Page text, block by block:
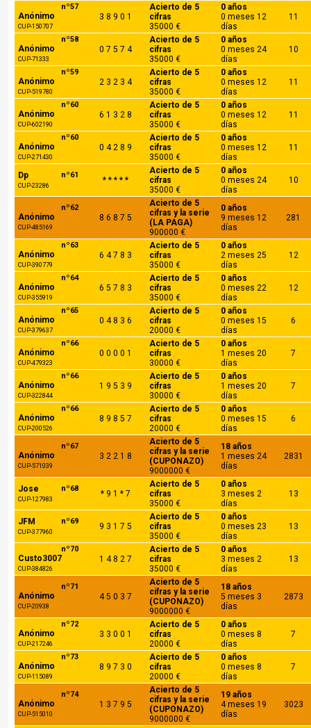
nº57
Anónimo
CUP-150707
3 8 9 0 1
Acierto de 5
cifras
35000 €
0 años
0 meses 12
días
11
nº58
Anónimo
CUP-71333
0 7 5 7 4
Acierto de 5
cifras
35000 €
0 años
0 meses 24
días
10
nº59
Anónimo
CUP-519780
2 3 2 3 4
Acierto de 5
cifras
35000 €
0 años
0 meses 12
días
11
nº60
Anónimo
CUP-602190
6 1 3 2 8
Acierto de 5
cifras
35000 €
0 años
0 meses 12
días
11
nº60
Anónimo
CUP-271430
0 4 2 8 9
Acierto de 5
cifras
35000 €
0 años
0 meses 12
días
11
nº61
Dp
CUP-23286
* * * * *
Acierto de 5
cifras
35000 €
0 años
0 meses 24
días
10
nº62
Anónimo
CUP-485169
8 6 8 7 5
Acierto de 5
cifras y la serie
(LA PAGA)
900000 €
0 años
9 meses 12
días
281
nº63
Anónimo
CUP-390779
6 4 7 8 3
Acierto de 5
cifras
35000 €
0 años
2 meses 25
días
12
nº64
Anónimo
CUP-355919
6 5 7 8 3
Acierto de 5
cifras
35000 €
0 años
0 meses 22
días
12
nº65
Anónimo
CUP-379637
0 4 8 3 6
Acierto de 5
cifras
20000 €
0 años
0 meses 15
días
6
nº66
Anónimo
CUP-479323
0 0 0 0 1
Acierto de 5
cifras
30000 €
0 años
1 meses 20
días
7
nº66
Anónimo
CUP-322844
1 9 5 3 9
Acierto de 5
cifras
30000 €
0 años
1 meses 20
días
7
nº66
Anónimo
CUP-200526
8 9 8 5 7
Acierto de 5
cifras
20000 €
0 años
0 meses 15
días
6
nº67
Anónimo
CUP-571039
3 2 2 1 8
Acierto de 5
cifras y la serie
(CUPONAZO)
9000000 €
18 años
1 meses 24
días
2831
nº68
Jose
CUP-127983
* 9 1 * 7
Acierto de 5
cifras
35000 €
0 años
3 meses 2
días
13
nº69
JFM
CUP-377960
9 3 1 7 5
Acierto de 5
cifras
35000 €
0 años
0 meses 23
días
13
nº70
Custo3007
CUP-384826
1 4 8 2 7
Acierto de 5
cifras
35000 €
0 años
3 meses 2
días
13
nº71
Anónimo
CUP-20938
4 5 0 3 7
Acierto de 5
cifras y la serie
(CUPONAZO)
9000000 €
18 años
5 meses 3
días
2873
nº72
Anónimo
CUP-217246
3 3 0 0 1
Acierto de 5
cifras
20000 €
0 años
0 meses 8
días
7
nº73
Anónimo
CUP-115089
8 9 7 3 0
Acierto de 5
cifras
20000 €
0 años
0 meses 8
días
7
nº74
Anónimo
CUP-515010
1 3 7 9 5
Acierto de 5
cifras y la serie
(CUPONAZO)
9000000 €
19 años
4 meses 19
días
3023